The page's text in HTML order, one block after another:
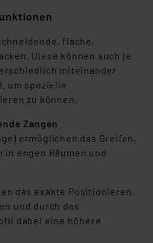
teilweise zustimmen. Ihre
anpassen oder widerrufen.
Abrufung und
Daten zur Auswertung und
des Widerrufs bleibt hiervon
können dazu
nicht längerfristig
dieses Banner erneut
zur Einbindung von
umfasst daher ggf. auch
in den USA gemäß Art. 49
zu diesen Drittanbietern
flache,
Diese können auch je
miteinander
um spezielle
zu können.
Zangen
ermöglichen das Greifen,
in engen Räumen und
das exakte Positionieren
und durch das
dabei eine höhere